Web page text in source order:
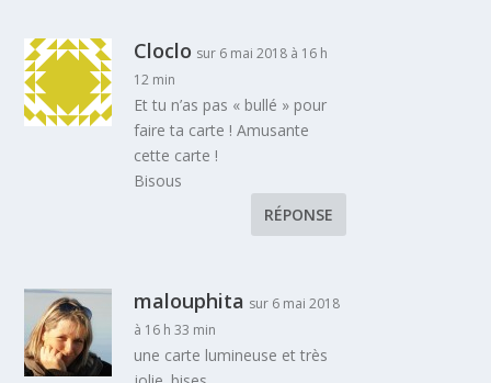
Cloclo sur 6 mai 2018 à 16 h
12 min
Et tu n’as pas « bullé » pour
faire ta carte ! Amusante
cette carte !
Bisous
RÉPONSE
malouphita sur 6 mai 2018
à 16 h 33 min
une carte lumineuse et très